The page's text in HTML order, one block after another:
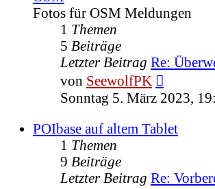
Fotos für OSM Meldungen
1 Themen
5 Beiträge
Letzter Beitrag Re:
von SeewolfPK
Beitrag
Sonntag 5. März 2023,
POIbase auf altem Tablet
1 Themen
9 Beiträge
Letzter Beitrag Re: